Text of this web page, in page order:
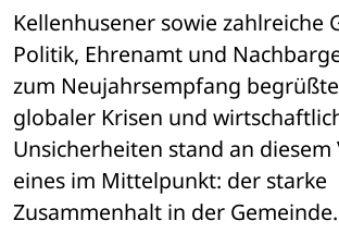
Kellenhusener sowie zahlreiche
Politik, Ehrenamt und
zum Neujahrsempfang
globaler Krisen und
Unsicherheiten stand an
eines im Mittelpunkt: der starke
Zusammenhalt in der Gemeinde.